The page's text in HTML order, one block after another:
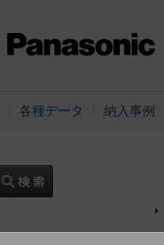
各種データ 納入事例